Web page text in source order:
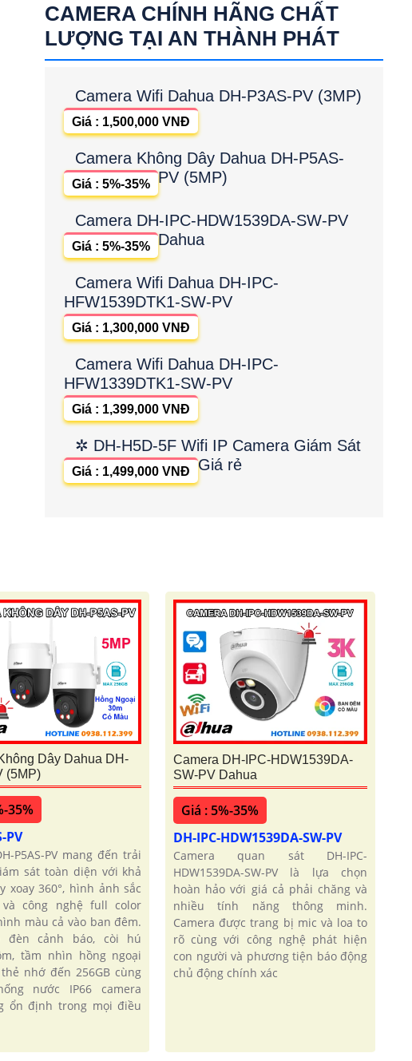
CAMERA CHÍNH HÃNG CHẤT
LƯỢNG TẠI AN THÀNH PHÁT
Camera Wifi Dahua DH-P3AS-PV (3MP)
Giá : 1,500,000 VNĐ
Camera Không Dây Dahua DH-P5AS-
PV (5MP)
Giá : 5%-35%
Camera DH-IPC-HDW1539DA-SW-PV
Dahua
Giá : 5%-35%
Camera Wifi Dahua DH-IPC-
HFW1539DTK1-SW-PV
Giá : 1,300,000 VNĐ
Camera Wifi Dahua DH-IPC-
HFW1339DTK1-SW-PV
Giá : 1,399,000 VNĐ
✲ DH-H5D-5F Wifi IP Camera Giám Sát
Giá rẻ
Giá : 1,499,000 VNĐ
Dây Dahua DH-
(5MP)
35%
PV
P5AS-PV mang đến trải
sát toàn diện với khả
xoay 360°, hình ảnh sắc
và công nghệ full color
màu cả vào ban đêm.
đèn cảnh báo, còi hú
tầm nhìn hồng ngoại
nhớ đến 256GB cùng
nước IP66 camera
ổn định trong mọi điều
Camera DH-IPC-HDW1539DA-
SW-PV Dahua
Giá : 5%-35%
DH-IPC-HDW1539DA-SW-PV
Camera quan sát DH-IPC-
HDW1539DA-SW-PV là lựa chọn
hoàn hảo với giá cả phải chăng và
nhiều tính năng thông minh.
Camera được trang bị mic và loa to
rõ cùng với công nghệ phát hiện
con người và phương tiện báo động
chủ động chính xác